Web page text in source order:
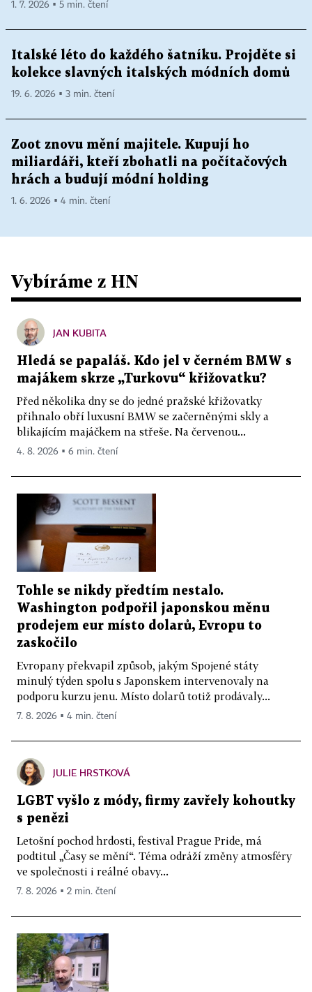
1. 7. 2026 ▪ 5 min. čtení
Italské léto do každého šatníku. Projděte si
kolekce slavných italských módních domů
19. 6. 2026 ▪ 3 min. čtení
Zoot znovu mění majitele. Kupují ho
miliardáři, kteří zbohatli na počítačových
hrách a budují módní holding
1. 6. 2026 ▪ 4 min. čtení
Vybíráme z HN
JAN KUBITA
Hledá se papaláš. Kdo jel v černém BMW s
majákem skrze „Turkovu“ křižovatku?
Před několika dny se do jedné pražské křižovatky
přihnalo obří luxusní BMW se začerněnými skly a
blikajícím majáčkem na střeše. Na červenou...
4. 8. 2026 ▪ 6 min. čtení
Tohle se nikdy předtím nestalo.
Washington podpořil japonskou měnu
prodejem eur místo dolarů, Evropu to
zaskočilo
Evropany překvapil způsob, jakým Spojené státy
minulý týden spolu s Japonskem intervenovaly na
podporu kurzu jenu. Místo dolarů totiž prodávaly...
7. 8. 2026 ▪ 4 min. čtení
JULIE HRSTKOVÁ
LGBT vyšlo z módy, firmy zavřely kohoutky
s penězi
Letošní pochod hrdosti, festival Prague Pride, má
podtitul „Časy se mění“. Téma odráží změny atmosféry
ve společnosti i reálné obavy...
7. 8. 2026 ▪ 2 min. čtení